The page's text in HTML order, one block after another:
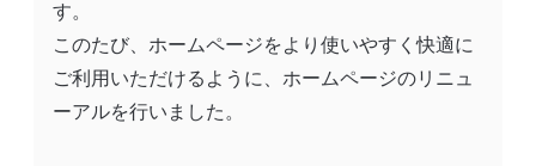
す。
このたび、ホームページをより使いやすく快適に
ご利用いただけるように、ホームページのリニュ
ーアルを行いました。